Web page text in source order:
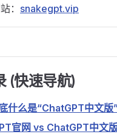
： snakegpt.vip
(快速导航)
什么是“ChatGPT中文版”
官网 vs ChatGPT中文版